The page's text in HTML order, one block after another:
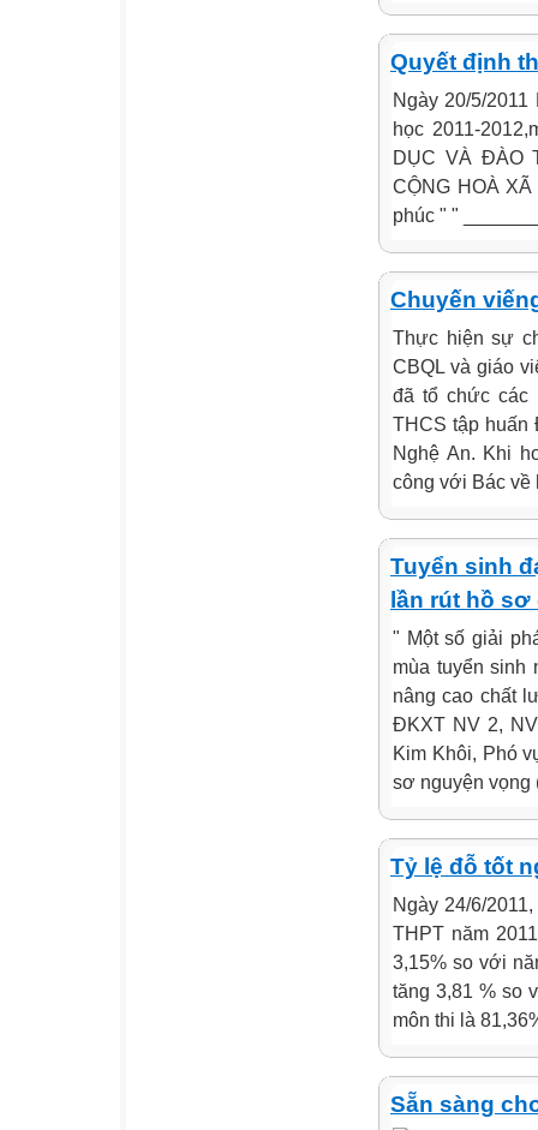
Quyết định
Ngày 20/5/
học 2011-
DỤC VÀ ĐÀO
CỘNG HOÀ
phúc " "
Chuyến
Thực hiện sự
CBQL và giáo
đã tổ chức các
THCS tập
Nghệ An. Khi
công với Bác về
Tuyển sinh
lần rút hồ
" Một số giải
mùa tuyển sinh
nâng cao chất
ĐKXT NV 2,
Kim Khôi, Phó
sơ nguyện vọng
Tỷ lệ đỗ tốt
Ngày 24/6/
THPT năm
3,15% so với
tăng 3,81 % so
môn thi là
Sẵn sàng